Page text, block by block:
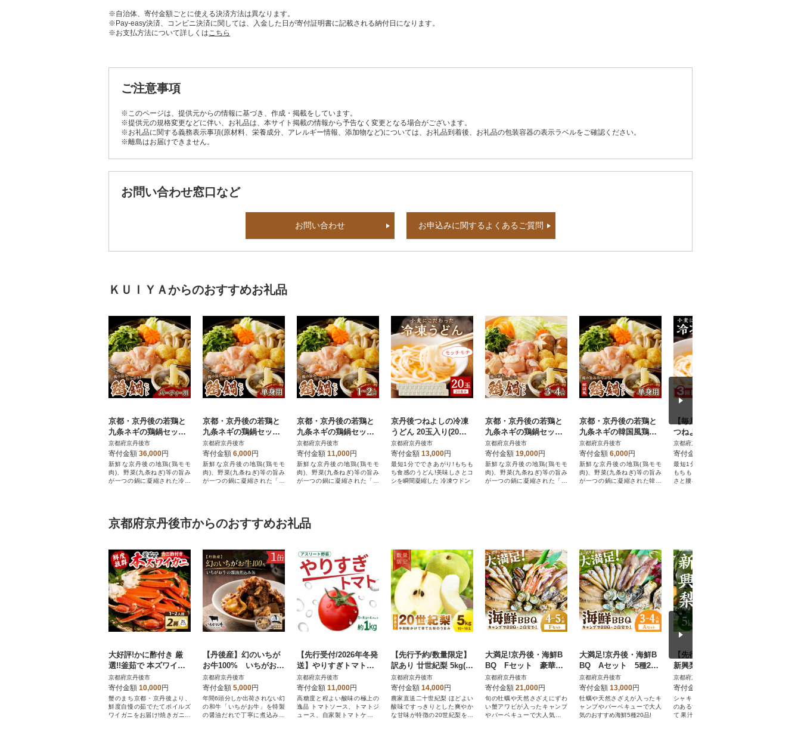
※自治体、寄付金額ごとに使える決済方法は異なります。
※Pay-easy決済、コンビニ決済に関しては、入金した日が寄付証明書に記載される納付日になります。
※お支払方法について詳しくはこちら
ご注意事項
※このページは、提供元からの情報に基づき、作成・掲載をしています。
※提供元の規格変更などに伴い、お礼品は、本サイト掲載の情報から予告なく変更となる場合がございます。
※お礼品に関する義務表示事項(原材料、栄養成分、アレルギー情報、添加物など)については、お礼品到着後、お礼品の包装容器の表示ラベルをご確認ください。
※離島はお届けできません。
お問い合わせ窓口など
お問い合わせ お申込みに関するよくあるご質問
ＫＵＩＹＡからのおすすめお礼品
京都・京丹後の若鶏と
九条ネギの鶏鍋セット
(6～8人前 パーティー
用)特製出汁とうどん付
き鍋セット!
京都府京丹後市
寄付金額 36,000円
新鮮な京丹後の地鶏(鶏モモ
肉)、野菜(九条ねぎ)等の旨み
が一つの鍋に凝縮された冷凍
京都・京丹後の若鶏と
九条ネギの鶏鍋セット
(1人前 単身用セット)特
製出汁とうどん付き鍋
セット! 冷凍
京都府京丹後市
寄付金額 6,000円
新鮮な京丹後の地鶏(鶏モモ
肉)、野菜(九条ねぎ)等の旨み
が一つの鍋に凝縮された「と
京都・京丹後の若鶏と
九条ネギの鶏鍋セット
(1人前～2人前) 特製
出汁とうどん付きの鍋
セット! 冷凍
京都府京丹後市
寄付金額 11,000円
新鮮な京丹後の地鶏(鶏モモ
肉)、野菜(九条ねぎ)等の旨み
が一つの鍋に凝縮された「と
京丹後つねよしの冷凍
うどん 20玉入り(20食
分) ～釜揚げのような
こだわりのコシの麺～
京都府京丹後市
寄付金額 13,000円
最短1分でできあがり!もちも
ち食感のうどん!美味しさとコ
シを瞬間凝縮した 冷凍ウドン
京都・京丹後の若鶏と
九条ネギの鶏鍋セット
(3人前～4人前) 特製
出汁とうどん付きの鍋
セット! 冷凍
京都府京丹後市
寄付金額 19,000円
新鮮な京丹後の地鶏(鶏モモ
肉)、野菜(九条ねぎ)等の旨み
が一つの鍋に凝縮された「と
京都・京丹後の若鶏と
九条ネギの韓国風鶏鍋
セット(単身用セット)
京都府京丹後市
寄付金額 6,000円
新鮮な京丹後の地鶏(鶏モモ
肉)、野菜(九条ねぎ)等の旨み
が一つの鍋に凝縮された韓国
【毎月定期便】京丹後
つねよしの冷凍うどん
5玉入り(5食分) 濃縮出
汁付き全3回
京都府京丹後市
寄付金額
最短1分でできあがり!丹後の
もちもち食感のうどん!美味し
さと腰を瞬間凝縮したうどん!
京都府京丹後市からのおすすめお礼品
大好評!かに酢付き 厳
選!!釜茹で 本ズワイガ
ニ 2Lサイズ2肩 冷蔵便
ずわい蟹足 やわらかい
蟹肉
京都府京丹後市
寄付金額 10,000円
蟹のまち京都・京丹後より、
鮮度自慢の茹でたてボイルズ
ワイガニをお届け!焼きガニ・
【丹後産】幻のいちが
お牛100% いちがお牛
の醤油煮込み缶 1缶
京都府京丹後市
寄付金額 5,000円
年間6頭分しか出荷されない幻
の和牛「いちがお牛」を特製
の醤油だれで丁寧に煮込みま
【先行受付/2026年冬発
送】やりすぎトマト 4
パック計約1kg 高糖
度ミディトマト アスリ
ート野菜
京都府京丹後市
寄付金額 11,000円
高糖度と程よい酸味の極上の
逸品 トマトソース、トマトジ
ュース、自家製トマトケチャ
【先行予約/数量限定】
訳あり 廿世紀梨 5kg(2
026年9月上旬～順次発
送)
京都府京丹後市
寄付金額 14,000円
農家直送二十世紀梨 ほどよい
酸味ですっきりとした爽やか
な甘味が特徴の20世紀梨をお
大満足!京丹後・海鮮B
BQ Fセット 豪華盛
り合わせ生ズワイガニ
アワビ付 7種23品(4～5
人前)
京都府京丹後市
寄付金額 21,000円
旬の牡蠣や天然さざえにずわ
い蟹アワビが入ったキャンプ
やバーベキューで大人気のお
大満足!京丹後・海鮮B
BQ Aセット 5種20
品(3～4人前)
京都府京丹後市
寄付金額 13,000円
牡蠣や天然さざえが入ったキ
ャンプやバーベキューで大人
気のおすすめ海鮮5種20品!
【先行予約】京丹後産
新興梨 大玉 5kg(6～10
玉入り)(2026年10月上
旬～発送)
京都府京丹後市
寄付金額
シャキシャキとした食感 コク
のある甘さ 果肉はやわらかく
て果汁も多いのが特徴の梨